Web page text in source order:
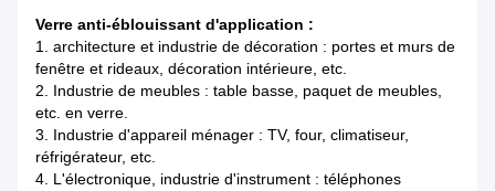
Verre anti-éblouissant d'application :
1. architecture et industrie de décoration : portes et murs de
fenêtre et rideaux, décoration intérieure, etc.
2. Industrie de meubles : table basse, paquet de meubles,
etc. en verre.
3. Industrie d'appareil ménager : TV, four, climatiseur,
réfrigérateur, etc.
4. L'électronique, industrie d'instrument : téléphones